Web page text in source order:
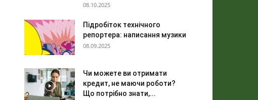
08.10.2025
Підробіток технічного
репортера: написання музики
08.09.2025
Чи можете ви отримати
кредит, не маючи роботи?
Що потрібно знати,...